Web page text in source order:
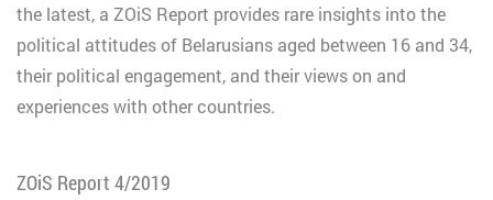
the latest, a ZOiS Report provides rare insights into the
political attitudes of Belarusians aged between 16 and 34,
their political engagement, and their views on and
experiences with other countries.
ZOiS Report 4/2019